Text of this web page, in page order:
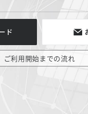
ド
ご利用開始までの流れ